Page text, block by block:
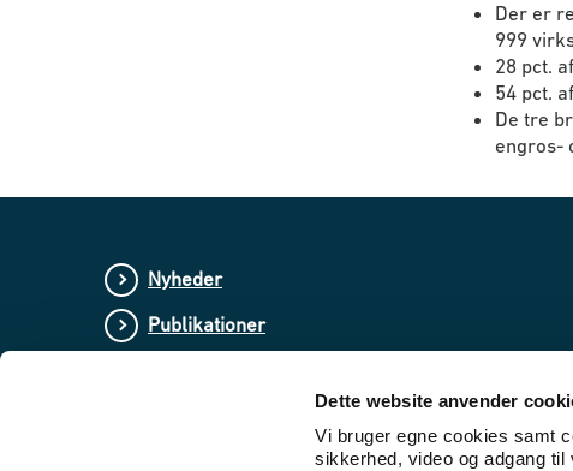
Dette website anvender
Vi bruger egne cookies samt
sikkerhed, video og adgang
Der er
999
28 pct.
54 pct.
De tre
engros-
Nyheder
Publikationer